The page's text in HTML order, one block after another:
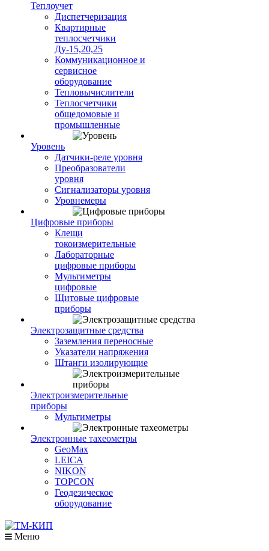
Теплоучет
Диспетчеризация
Квартирные
теплосчетчики
Ду-15,20,25
Коммуникационное и
сервисное
оборудование
Тепловычислители
Теплосчетчики
общедомовые и
промышленные
Уровень
Датчики-реле уровня
Преобразователи
уровня
Сигнализаторы уровня
Уровнемеры
Цифровые приборы
Клещи
токоизмерительные
Лабораторные
цифровые приборы
Мультиметры
цифровые
Щитовые цифровые
приборы
Электрозащитные средства
Заземления переносные
Указатели напряжения
Штанги изолирующие
Электроизмерительные
приборы
Мультиметры
Электронные тахеометры
GeoMax
LEICA
NIKON
TOPCON
Геодезическое
оборудование
Меню